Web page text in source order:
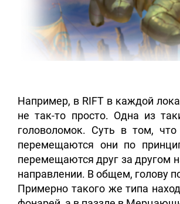
Например, в RIFT в каждой
не так-то просто. Одна из
головоломок. Суть в том,
перемещаются они по
перемещаются друг за другом
направлении. В общем, голову
Примерно такого же типа